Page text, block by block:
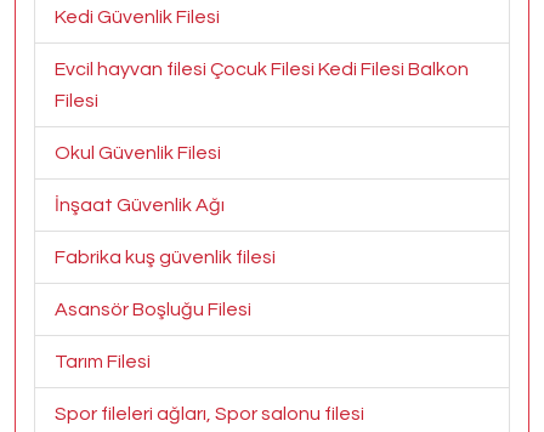
Kedi Güvenlik Filesi
Evcil hayvan filesi Çocuk Filesi Kedi Filesi Balkon
Filesi
Okul Güvenlik Filesi
İnşaat Güvenlik Ağı
Fabrika kuş güvenlik filesi
Asansör Boşluğu Filesi
Tarım Filesi
Spor fileleri ağları, Spor salonu filesi